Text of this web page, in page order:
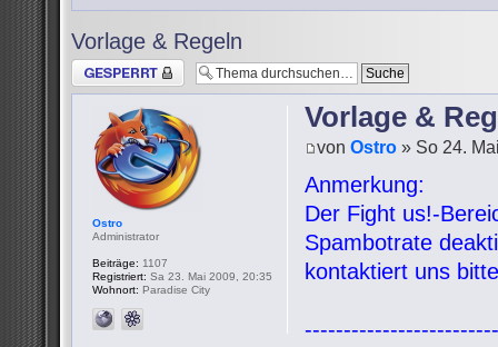
Vorlage & Regeln
Thema gesperrt
Vorlage &
vonOstro » So 24.
Anmerkung:
Der Fight us!-
Spambotrate
kontaktiert uns
Ostro
Administrator
Beiträge: 1107
Registriert: Sa 23. Mai 2009, 20:35
Wohnort: Paradise City